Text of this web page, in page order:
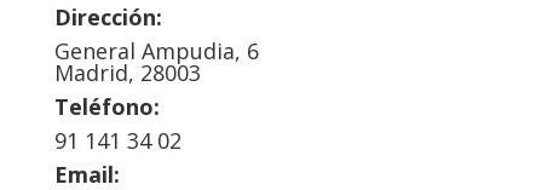
Dirección:
General Ampudia, 6
Madrid, 28003
Teléfono:
91 141 34 02
Email: